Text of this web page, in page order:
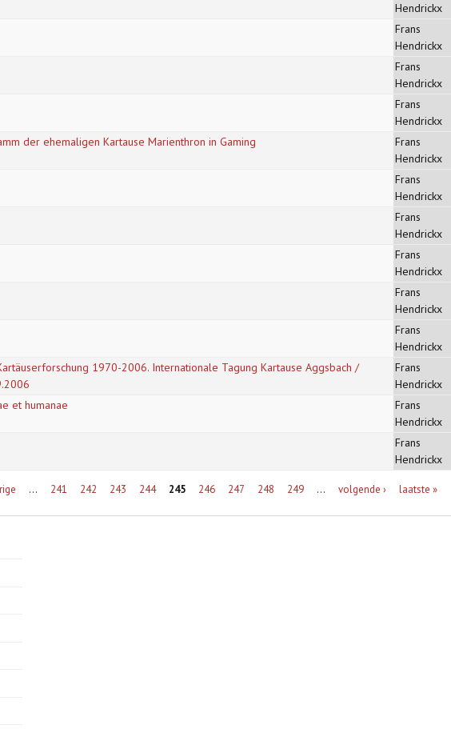
Hendrickx
Frans
Hendrickx
Frans
Hendrickx
Frans
Hendrickx
der ehemaligen Kartause Marienthron in Gaming
Frans
Hendrickx
Frans
Hendrickx
Frans
Hendrickx
Frans
Hendrickx
Frans
Hendrickx
Frans
Hendrickx
1970-2006. Internationale Tagung Kartause Aggsbach /
Frans
Hendrickx
et humanae
Frans
Hendrickx
Frans
Hendrickx
… 241 242 243 244 245 246 247 248 249 … volgende › laatste »